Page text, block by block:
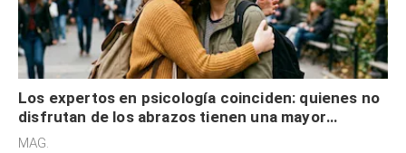
Los expertos en psicología coinciden: quienes no
disfrutan de los abrazos tienen una mayor
sensibilidad a los estímulos físicos y no es por
MAG.